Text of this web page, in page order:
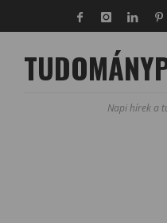
Napi hírek a